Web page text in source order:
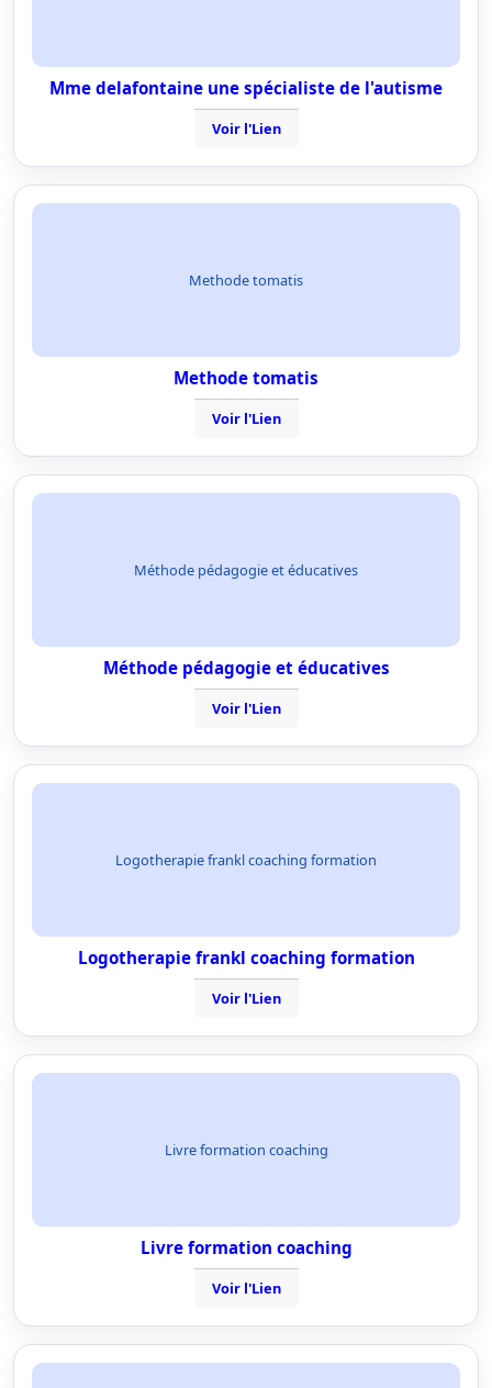
Mme delafontaine une spécialiste de l'autisme
Voir l'Lien
Methode tomatis
Methode tomatis
Voir l'Lien
Méthode pédagogie et éducatives
Méthode pédagogie et éducatives
Voir l'Lien
Logotherapie frankl coaching formation
Logotherapie frankl coaching formation
Voir l'Lien
Livre formation coaching
Livre formation coaching
Voir l'Lien